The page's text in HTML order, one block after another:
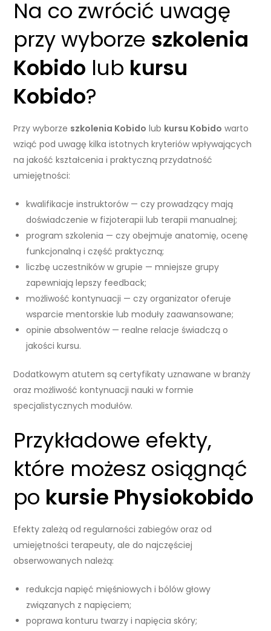
Na co zwrócić uwagę
przy wyborze szkolenia
Kobido lub kursu
Kobido?
Przy wyborze szkolenia Kobido lub kursu Kobido warto
wziąć pod uwagę kilka istotnych kryteriów wpływających
na jakość kształcenia i praktyczną przydatność
umiejętności:
kwalifikacje instruktorów — czy prowadzący mają
doświadczenie w fizjoterapii lub terapii manualnej;
program szkolenia — czy obejmuje anatomię, ocenę
funkcjonalną i część praktyczną;
liczbę uczestników w grupie — mniejsze grupy
zapewniają lepszy feedback;
możliwość kontynuacji — czy organizator oferuje
wsparcie mentorskie lub moduły zaawansowane;
opinie absolwentów — realne relacje świadczą o
jakości kursu.
Dodatkowym atutem są certyfikaty uznawane w branży
oraz możliwość kontynuacji nauki w formie
specjalistycznych modułów.
Przykładowe efekty,
które możesz osiągnąć
po kursie Physiokobido
Efekty zależą od regularności zabiegów oraz od
umiejętności terapeuty, ale do najczęściej
obserwowanych należą:
redukcja napięć mięśniowych i bólów głowy
związanych z napięciem;
poprawa konturu twarzy i napięcia skóry;